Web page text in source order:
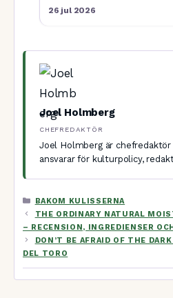
26 jul 2026
Joel Holmberg
CHEFREDAKTÖR
Joel Holmberg är
ansvarar för kulturpolicy,
KATEGORIER
BAKOM KULISSERNA
THE ORDINARY NATURAL
– RECENSION, INGREDIENSER
DON’T BE AFRAID OF THE
DEL TORO